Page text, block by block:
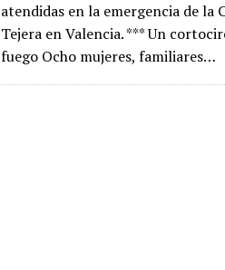
atendidas en la emergencia de la
Tejera en Valencia. *** Un
fuego Ocho mujeres, familiares…